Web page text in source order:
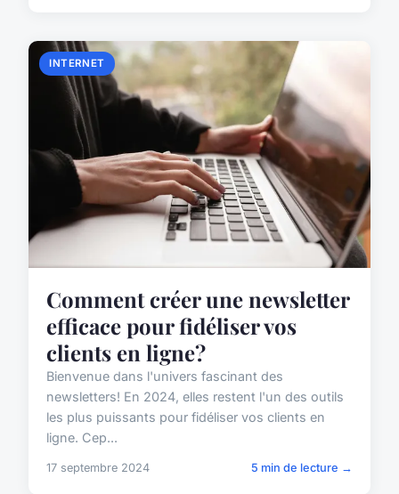
INTERNET
Comment créer une newsletter
efficace pour fidéliser vos
clients en ligne?
Bienvenue dans l'univers fascinant des
newsletters! En 2024, elles restent l'un des outils
les plus puissants pour fidéliser vos clients en
ligne. Cep...
17 septembre 2024 5 min de lecture →